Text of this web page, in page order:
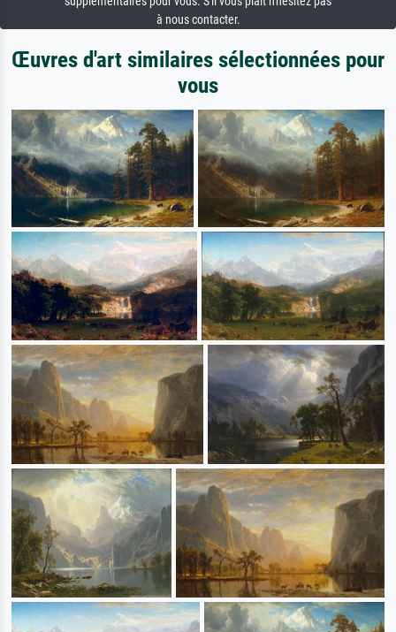
à nous contacter.
Œuvres d'art similaires sélectionnées pour
vous